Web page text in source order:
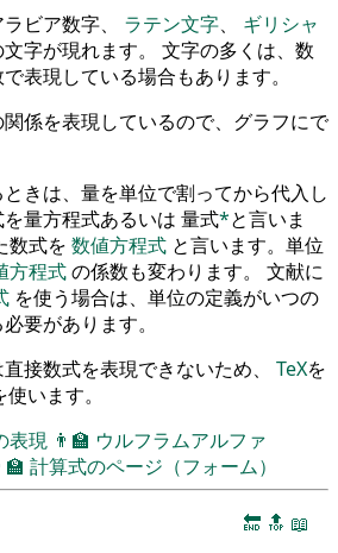
ビア数字、 ラテン文字、 ギリシャ
字が現れます。 文字の多くは、数
表現している場合もあります。
係を表現しているので、グラフにで
きは、量を単位で割ってから代入し
量方程式あるいは 量式*と言いま
数式を 数値方程式 と言います。単位
方程式の係数も変わります。 文献に
を使う場合は、単位の定義がいつの
要があります。
接数式を表現できないため、 TeXを
使います。
表現 👨‍🏫 ウルフラムアルファ
計算式のページ（フォーム）
🔚 🔝 📖